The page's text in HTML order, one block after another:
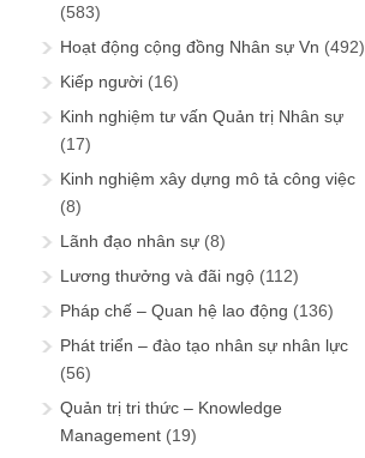
(583)
Hoạt động cộng đồng Nhân sự Vn (492)
Kiếp người (16)
Kinh nghiệm tư vấn Quản trị Nhân sự
(17)
Kinh nghiệm xây dựng mô tả công việc
(8)
Lãnh đạo nhân sự (8)
Lương thưởng và đãi ngộ (112)
Pháp chế – Quan hệ lao động (136)
Phát triển – đào tạo nhân sự nhân lực
(56)
Quản trị tri thức – Knowledge
Management (19)